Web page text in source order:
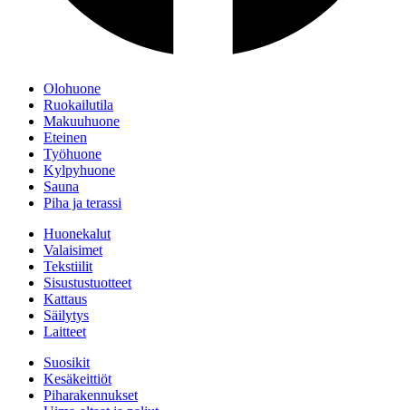
Olohuone
Ruokailutila
Makuuhuone
Eteinen
Työhuone
Kylpyhuone
Sauna
Piha ja terassi
Huonekalut
Valaisimet
Tekstiilit
Sisustustuotteet
Kattaus
Säilytys
Laitteet
Suosikit
Kesäkeittiöt
Piharakennukset